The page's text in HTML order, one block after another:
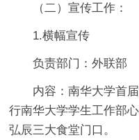
（二）宣传工作：
1.横幅宣传
负责部门：外联部
内容：南华大学首
行南华大学学生工作部
弘辰三大食堂门口。